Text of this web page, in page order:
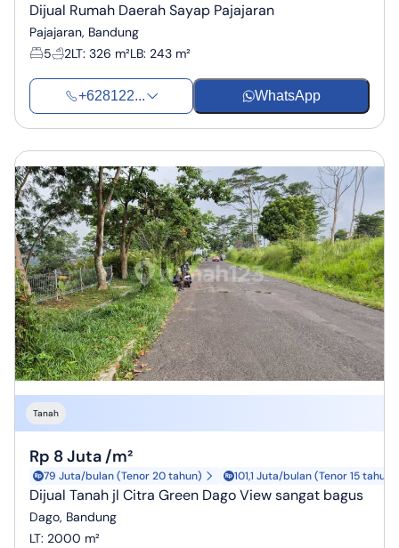
Dijual Rumah Daerah Sayap Pajajaran
Pajajaran, Bandung
5
2LT: 326 m²LB: 243 m²
+628122... WhatsApp
Tanah
Rp 8 Juta /m²
79 Juta/bulan (Tenor 20 tahun) 101,1 Juta/bulan (Tenor 15 tahun)
Dijual Tanah jl Citra Green Dago View sangat bagus
Dago, Bandung
LT: 2000 m²